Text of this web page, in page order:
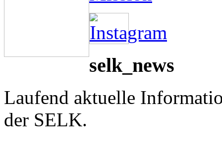
selk_news
Laufend aktuelle
der SELK.